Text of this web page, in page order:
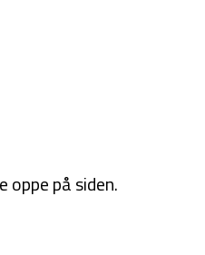
oppe på siden.